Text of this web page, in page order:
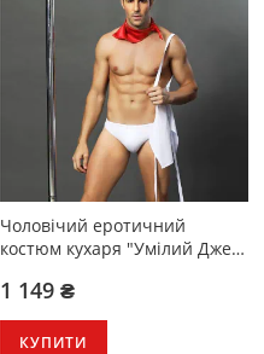
Чоловічий еротичний
костюм кухаря "Умілий Джек"
1 149 ₴
КУПИТИ